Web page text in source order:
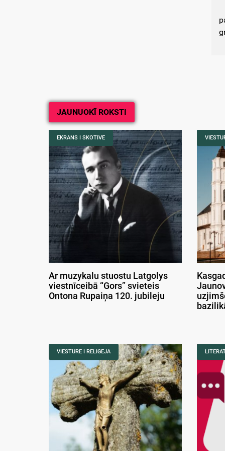
JAUNUOKĪ ROKSTI
EKRANS I SKOTIVE
Ar muzykalu stuostu Latgolys
viestnīceibā “Gors” svieteis
Ontona Rupaiņa 120. jubileju
VIESTURE I RELIGEJA